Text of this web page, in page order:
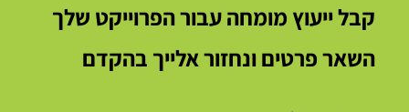
קבל ייעוץ מומחה עבור הפרוייקט שלך
השאר פרטים ונחזור אלייך בהקדם